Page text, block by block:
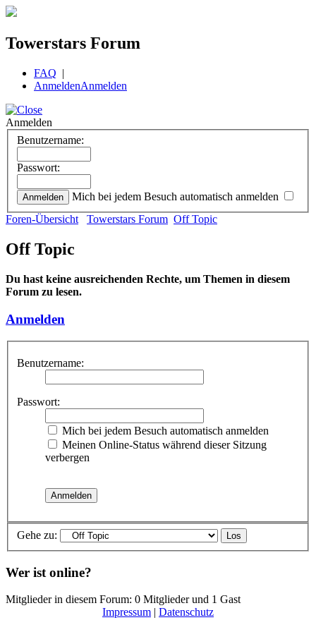
Towerstars Forum
FAQ |
AnmeldenAnmelden
Anmelden
Benutzername:
Passwort:
Mich bei jedem Besuch automatisch anmelden
Foren-Übersicht
Towerstars Forum Off Topic
Off Topic
Du hast keine ausreichenden Rechte, um Themen in diesem
Forum zu lesen.
Anmelden
Benutzername:
Passwort:
Mich bei jedem Besuch automatisch anmelden
Meinen Online-Status während dieser Sitzung
verbergen
Gehe zu:
Wer ist online?
Mitglieder in diesem Forum: 0 Mitglieder und 1 Gast
Impressum | Datenschutz